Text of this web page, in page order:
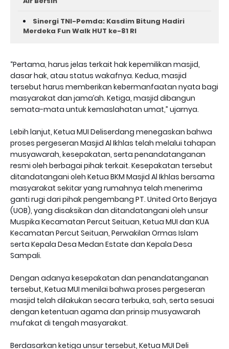
Sinergi TNI-Pemda: Kasdim Bitung Hadiri
Merdeka Fun Walk HUT ke-81 RI
“Pertama, harus jelas terkait hak kepemilikan masjid,
dasar hak, atau status wakafnya. Kedua, masjid
tersebut harus memberikan kebermanfaatan nyata bagi
masyarakat dan jama’ah. Ketiga, masjid dibangun
semata-mata untuk kemaslahatan umat,” ujarnya.
Lebih lanjut, Ketua MUI Deliserdang menegaskan bahwa
proses pergeseran Masjid Al Ikhlas telah melalui tahapan
musyawarah, kesepakatan, serta penandatanganan
resmi oleh berbagai pihak terkait. Kesepakatan tersebut
ditandatangani oleh Ketua BKM Masjid Al Ikhlas bersama
masyarakat sekitar yang rumahnya telah menerima
ganti rugi dari pihak pengembang PT. United Orto Berjaya
(UOB), yang disaksikan dan ditandatangani oleh unsur
Muspika Kecamatan Percut Seituan, Ketua MUI dan KUA
Kecamatan Percut Seituan, Perwakilan Ormas Islam
serta Kepala Desa Medan Estate dan Kepala Desa
Sampali.
Dengan adanya kesepakatan dan penandatanganan
tersebut, Ketua MUI menilai bahwa proses pergeseran
masjid telah dilakukan secara terbuka, sah, serta sesuai
dengan ketentuan agama dan prinsip musyawarah
mufakat di tengah masyarakat.
Berdasarkan ketiga unsur tersebut, Ketua MUI Deli